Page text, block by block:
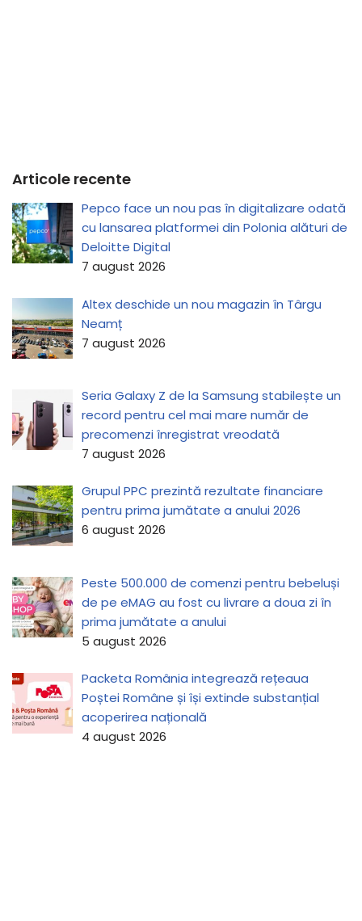
Articole recente
Pepco face un nou pas în digitalizare odată
cu lansarea platformei din Polonia alături de
Deloitte Digital
7 august 2026
Altex deschide un nou magazin în Târgu
Neamț
7 august 2026
Seria Galaxy Z de la Samsung stabilește un
record pentru cel mai mare număr de
precomenzi înregistrat vreodată
7 august 2026
Grupul PPC prezintă rezultate financiare
pentru prima jumătate a anului 2026
6 august 2026
Peste 500.000 de comenzi pentru bebeluși
de pe eMAG au fost cu livrare a doua zi în
prima jumătate a anului
5 august 2026
Packeta România integrează rețeaua
Poștei Române și își extinde substanțial
acoperirea națională
4 august 2026